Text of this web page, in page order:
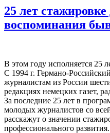
25 лет
воспоминания
В этом году исполняется 25
С 1994 г. Германо-
журналистам из России
редакциях немецких газет,
За последние 25 лет в
молодых журналистов со
расскажут о значении
профессионального развития.